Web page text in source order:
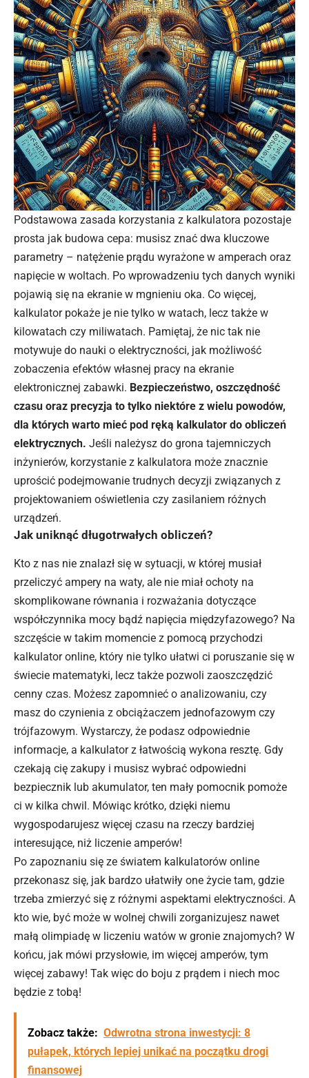
Podstawowa zasada korzystania z kalkulatora pozostaje
prosta jak budowa cepa: musisz znać dwa kluczowe
parametry – natężenie prądu wyrażone w amperach oraz
napięcie w woltach. Po wprowadzeniu tych danych wyniki
pojawią się na ekranie w mgnieniu oka. Co więcej,
kalkulator pokaże je nie tylko w watach, lecz także w
kilowatach czy miliwatach. Pamiętaj, że nic tak nie
motywuje do nauki o elektryczności, jak możliwość
zobaczenia efektów własnej pracy na ekranie
elektronicznej zabawki. Bezpieczeństwo, oszczędność
czasu oraz precyzja to tylko niektóre z wielu powodów,
dla których warto mieć pod ręką kalkulator do obliczeń
elektrycznych. Jeśli należysz do grona tajemniczych
inżynierów, korzystanie z kalkulatora może znacznie
uprościć podejmowanie trudnych decyzji związanych z
projektowaniem oświetlenia czy zasilaniem różnych
urządzeń.
Jak uniknąć długotrwałych obliczeń?
Kto z nas nie znalazł się w sytuacji, w której musiał
przeliczyć ampery na waty, ale nie miał ochoty na
skomplikowane równania i rozważania dotyczące
współczynnika mocy bądź napięcia międzyfazowego? Na
szczęście w takim momencie z pomocą przychodzi
kalkulator online, który nie tylko ułatwi ci poruszanie się w
świecie matematyki, lecz także pozwoli zaoszczędzić
cenny czas. Możesz zapomnieć o analizowaniu, czy
masz do czynienia z obciążaczem jednofazowym czy
trójfazowym. Wystarczy, że podasz odpowiednie
informacje, a kalkulator z łatwością wykona resztę. Gdy
czekają cię zakupy i musisz wybrać odpowiedni
bezpiecznik lub akumulator, ten mały pomocnik pomoże
ci w kilka chwil. Mówiąc krótko, dzięki niemu
wygospodarujesz więcej czasu na rzeczy bardziej
interesujące, niż liczenie amperów!
Po zapoznaniu się ze światem kalkulatorów online
przekonasz się, jak bardzo ułatwiły one życie tam, gdzie
trzeba zmierzyć się z różnymi aspektami elektryczności. A
kto wie, być może w wolnej chwili zorganizujesz nawet
małą olimpiadę w liczeniu watów w gronie znajomych? W
końcu, jak mówi przysłowie, im więcej amperów, tym
więcej zabawy! Tak więc do boju z prądem i niech moc
będzie z tobą!
Zobacz także: Odwrotna strona inwestycji: 8
pułapek, których lepiej unikać na początku drogi
finansowej